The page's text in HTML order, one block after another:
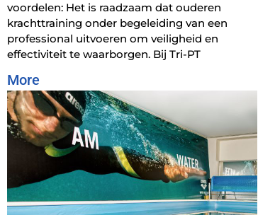
voordelen: Het is raadzaam dat ouderen
krachttraining onder begeleiding van een
professional uitvoeren om veiligheid en
effectiviteit te waarborgen. Bij Tri-PT
More